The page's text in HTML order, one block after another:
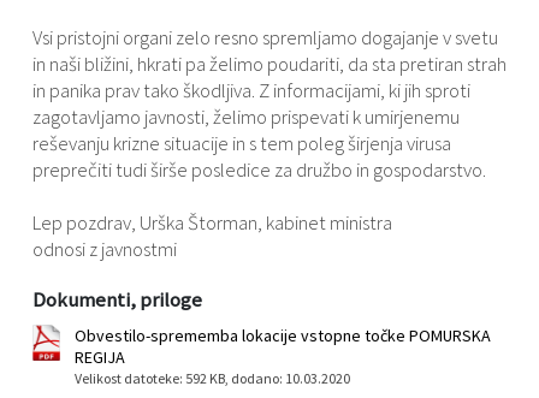
Vsi pristojni organi zelo resno spremljamo dogajanje v svetu
in naši bližini, hkrati pa želimo poudariti, da sta pretiran strah
in panika prav tako škodljiva. Z informacijami, ki jih sproti
zagotavljamo javnosti, želimo prispevati k umirjenemu
reševanju krizne situacije in s tem poleg širjenja virusa
preprečiti tudi širše posledice za družbo in gospodarstvo.
Lep pozdrav, Urška Štorman, kabinet ministra
odnosi z javnostmi
Dokumenti, priloge
Obvestilo-sprememba lokacije vstopne točke POMURSKA
REGIJA
Velikost datoteke: 592 KB, dodano: 10.03.2020